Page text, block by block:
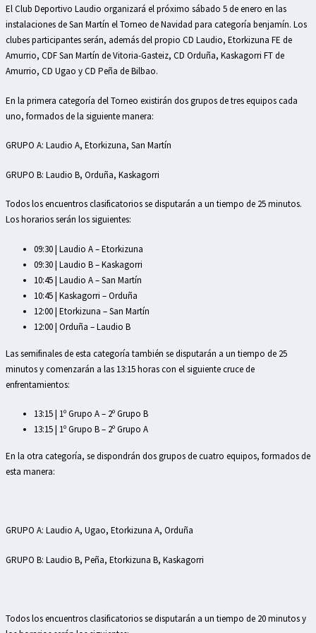
El Club Deportivo Laudio organizará el próximo sábado 5 de enero en las
instalaciones de San Martín el Torneo de Navidad para categoría benjamín. Los
clubes participantes serán, además del propio CD Laudio, Etorkizuna FE de
Amurrio, CDF San Martín de Vitoria-Gasteiz, CD Orduña, Kaskagorri FT de
Amurrio, CD Ugao y CD Peña de Bilbao.
En la primera categoría del Torneo existirán dos grupos de tres equipos cada
uno, formados de la siguiente manera:
GRUPO A: Laudio A, Etorkizuna, San Martín
GRUPO B: Laudio B, Orduña, Kaskagorri
Todos los encuentros clasificatorios se disputarán a un tiempo de 25 minutos.
Los horarios serán los siguientes:
09:30 | Laudio A – Etorkizuna
09:30 | Laudio B – Kaskagorri
10:45 | Laudio A – San Martín
10:45 | Kaskagorri – Orduña
12:00 | Etorkizuna – San Martín
12:00 | Orduña – Laudio B
Las semifinales de esta categoría también se disputarán a un tiempo de 25
minutos y comenzarán a las 13:15 horas con el siguiente cruce de
enfrentamientos:
13:15 | 1º Grupo A – 2º Grupo B
13:15 | 1º Grupo B – 2º Grupo A
En la otra categoría, se dispondrán dos grupos de cuatro equipos, formados de
esta manera:
GRUPO A: Laudio A, Ugao, Etorkizuna A, Orduña
GRUPO B: Laudio B, Peña, Etorkizuna B, Kaskagorri
Todos los encuentros clasificatorios se disputarán a un tiempo de 20 minutos y